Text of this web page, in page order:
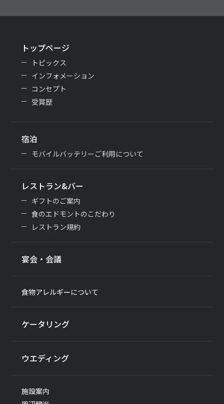
トップページ
トピックス
インフォメーション
コンセプト
受賞歴
宿泊
モバイルバッテリーご利用について
レストラン&バー
ギフトのご案内
食のエドモントのこだわり
レストラン規約
宴会・会議
食物アレルギーについて
ケータリング
ウエディング
施設案内